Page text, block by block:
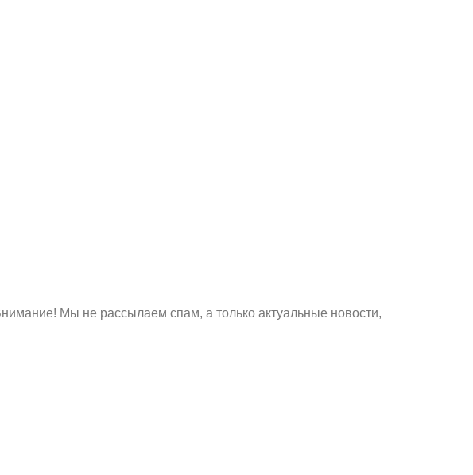
Мы не рассылаем спам, а только актуальные новости,